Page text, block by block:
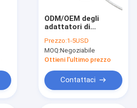
ODM/OEM degli
adattatori di
CA dello Smart Home
KC 30W 2.5A 12V USB
disponibile
Prezzo:1-5USD
MOQ:Negoziabile
Ottieni l'ultimo prezzo
Contattaci